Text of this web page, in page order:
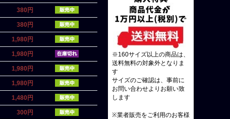
380円
380円
1,980円
1,980円
1,980円
1,980円
1,480円
300円
※160サイズ以上の商品は、
送料無料の対象外となりま
す
サイズのご確認は、事前に
お問い合わせよりお願い致
します
※業者販売をご利用のお客様